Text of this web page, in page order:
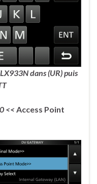
dans (UR) puis
<< Access Point